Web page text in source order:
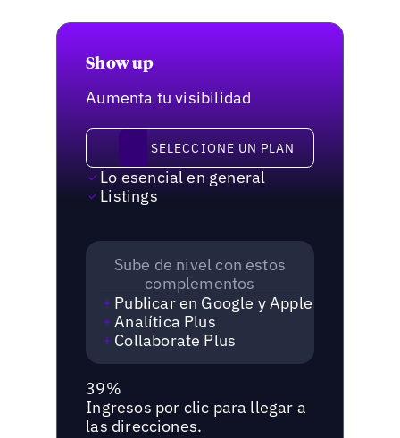
Show up
Aumenta tu visibilidad
Seleccione un planSELECCIONE UN PLAN
Lo esencial en general
Listings
Sube de nivel con estos
complementos
Publicar en Google y Apple
Analítica Plus
Collaborate Plus
39%
Ingresos por clic para llegar a
las direcciones.